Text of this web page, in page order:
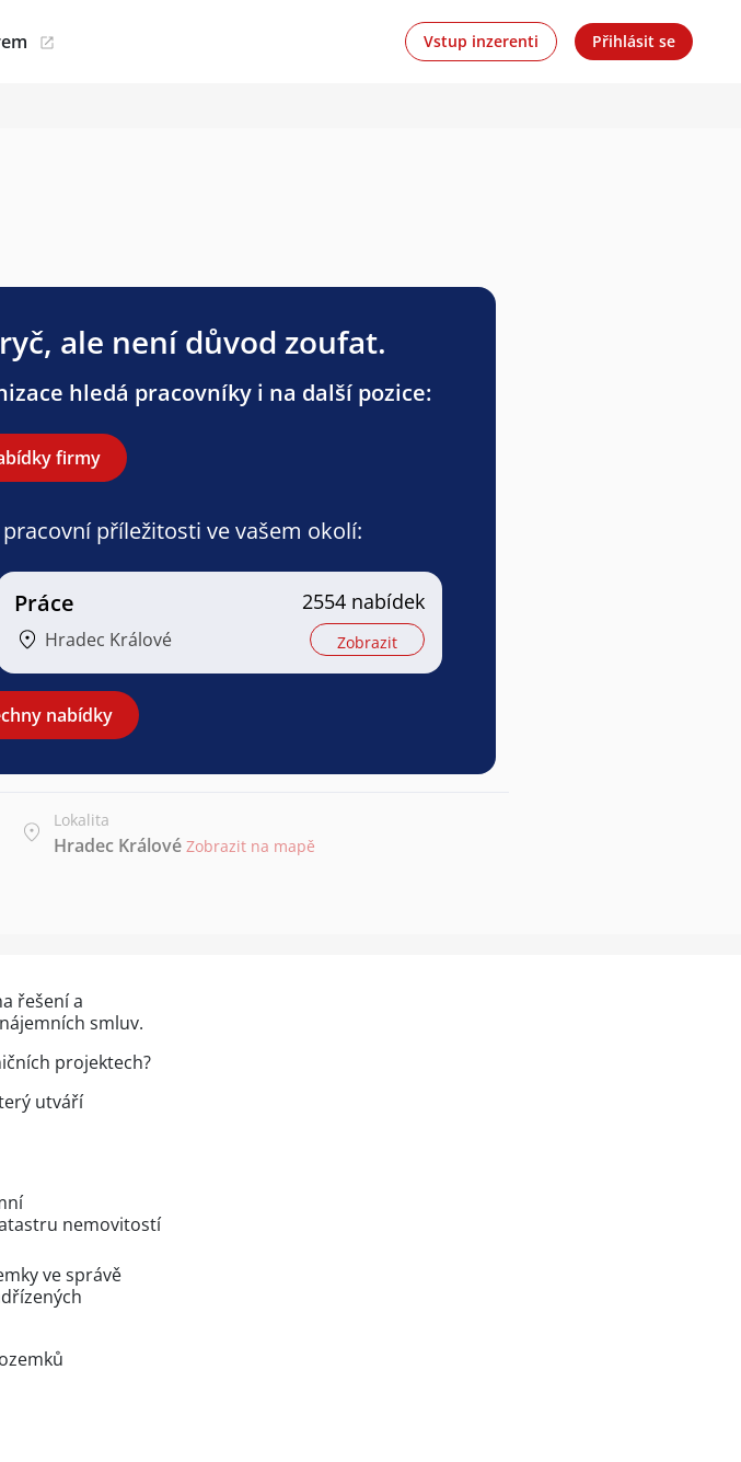
Vstup inzerenti Přihlásit se
ale není důvod zoufat.
hledá pracovníky i na další pozice:
firmy
příležitosti ve vašem okolí:
Práce
Hradec Králové
2554 nabídek
Zobrazit
nabídky
Lokalita
Hradec Králové Zobrazit na mapě
řešení a
smluv.
projektech?
utváří
nemovitostí
ve správě